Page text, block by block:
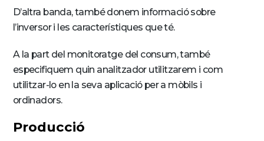
D’altra banda, també donem informació sobre
l’inversor i les característiques que té.
A la part del monitoratge del consum, també
especifiquem quin analitzador utilitzarem i com
utilitzar-lo en la seva aplicació per a mòbils i
ordinadors.
Producció